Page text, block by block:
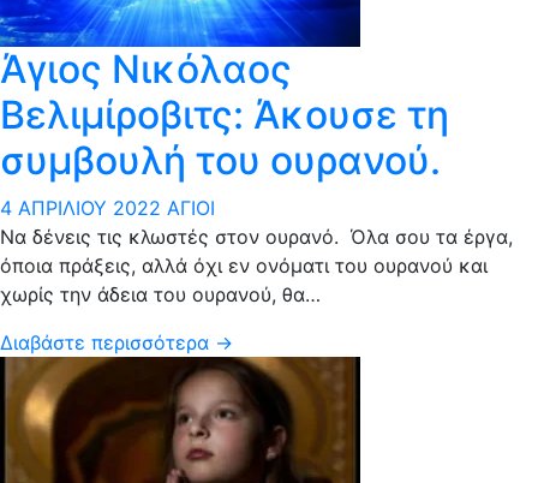
Άγιος Νικόλαος
Βελιμίροβιτς: Άκουσε τη
συμβουλή του ουρανού.
4 ΑΠΡΙΛΊΟΥ 2022 ΆΓΙΟΙ
Να δένεις τις κλωστές στον ουρανό. Όλα σου τα έργα,
όποια πράξεις, αλλά όχι εν ονόματι του ουρανού και
χωρίς την άδεια του ουρανού, θα…
Διαβάστε περισσότερα →